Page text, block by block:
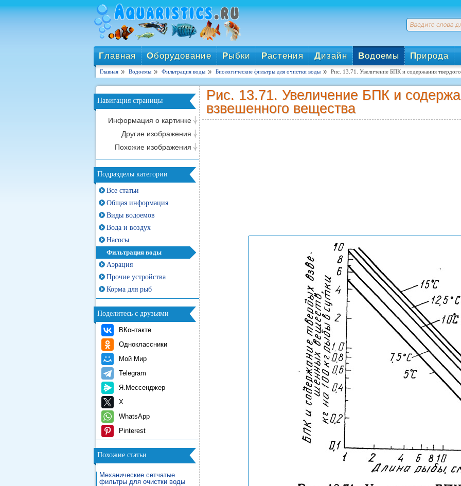
Главная Оборудование Рыбки Растения Дизайн Водоемы Природа
Главная Водоемы Фильтрация воды Биологические фильтры для очистки воды Рис. 13.71. Увеличение БПК и содержания
Навигация страницы
Информация о картинке
Другие изображения
Похожие изображения
Подразделы категории
Все статьи
Общая информация
Виды водоемов
Вода и воздух
Насосы
Фильтрация воды
Аэрация
Прочие устройства
Корма для рыб
Поделитесь с друзьями
ВКонтакте
Одноклассники
Мой Мир
Telegram
Я.Мессенджер
X
WhatsApp
Pinterest
Похожие статьи
Механические сетчатые
фильтры для очистки воды
Рис. 13.71. Увеличение БПК и
взвешенного вещества